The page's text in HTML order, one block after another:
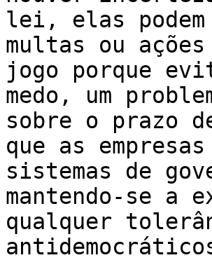
lei, elas
multas ou
jogo porque
medo, um
sobre o prazo
que as
sistemas de
mantendo-se a
qualquer